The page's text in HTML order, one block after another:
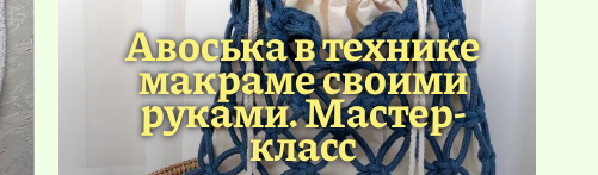
Авоська в технике
макраме своими
руками. Мастер-
класс